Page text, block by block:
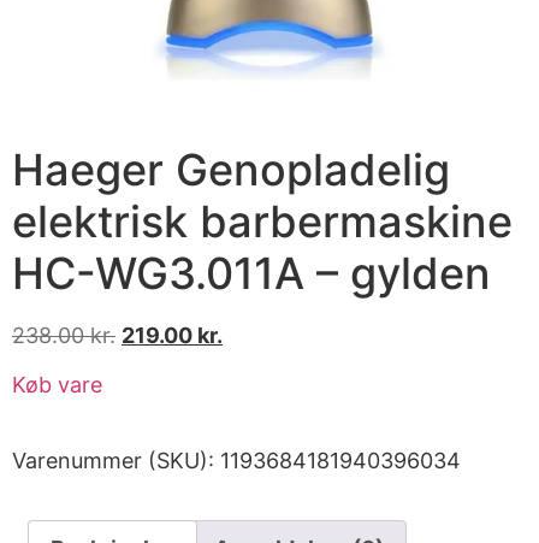
Haeger Genopladelig
elektrisk barbermaskine
HC-WG3.011A – gylden
238.00kr. 219.00 kr.
Køb vare
Varenummer (SKU): 1193684181940396034